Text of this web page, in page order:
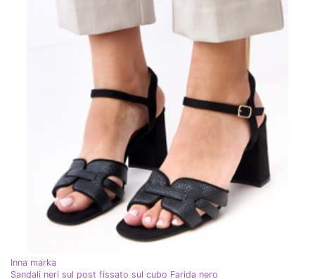
Inna marka
Sandali neri sul post fissato sul cubo Farida nero